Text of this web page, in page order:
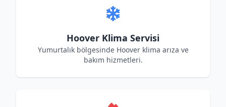
Hoover Klima Servisi
Yumurtalık bölgesinde Hoover klima arıza ve
bakım hizmetleri.